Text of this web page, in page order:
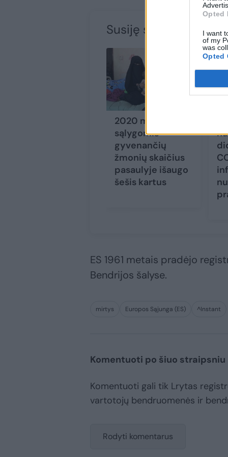
Opted
I want
of my
was
Opted
Susiję straipsniai
2020 m. bado
sąlygomis
gyvenančių
žmonių skaičius
pasaulyje išaugo
šešis kartus
ES 1961 metais pradėjo
Bendrijos šalyse.
mirtys Europos Sąjunga (ES) ^Instant
Komentuoti po šiuo straipsniu
Komentuoti gali tik Lrytas
vartotojų bendruomenės ir
Rodyti komentarus